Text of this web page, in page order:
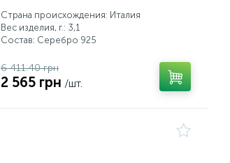
Страна происхождения: Италия
Вес изделия, г.: 3,1
Состав: Серебро 925
6 411.40 грн
2 565 грн /шт.